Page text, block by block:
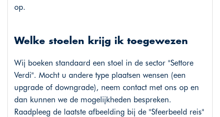
op.
Welke stoelen krijg ik toegewezen
Wij boeken standaard een stoel in de sector "Settore
Verdi". Mocht u andere type plaatsen wensen (een
upgrade of downgrade), neem contact met ons op en
dan kunnen we de mogelijkheden bespreken.
Raadpleeg de laatste afbeelding bij de "Sfeerbeeld reis"